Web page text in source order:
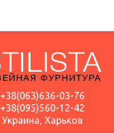
+38(063)636-03-76
+38(095)560-12-42
Украина, Харьков